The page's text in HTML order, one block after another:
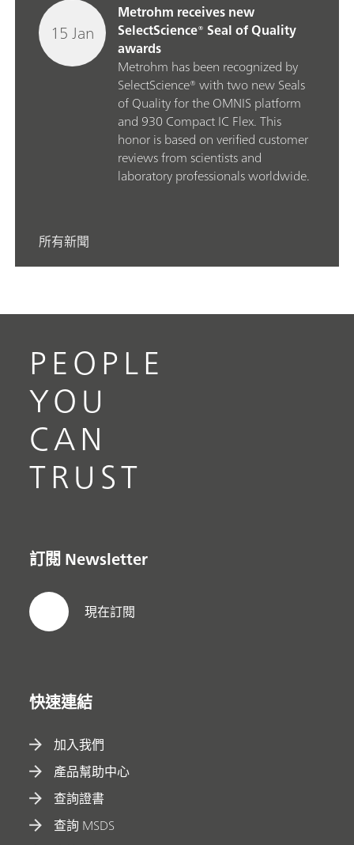
15 Jan
Metrohm receives new
SelectScience® Seal of Quality
awards
Metrohm has been recognized by
SelectScience® with two new Seals
of Quality for the OMNIS platform
and 930 Compact IC Flex. This
honor is based on verified customer
reviews from scientists and
laboratory professionals worldwide.
所有新聞
PEOPLE
YOU
CAN
TRUST
訂閱 Newsletter
現在訂閱
快速連結
加入我們
產品幫助中心
查詢證書
查詢 MSDS